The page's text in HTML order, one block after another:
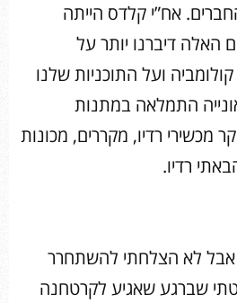
אח”י קלדס הייתה
האלה דיברנו יותר על
ועל התוכניות שלנו
התמלאה במתנות
מכשירי רדיו, מקררים, מכונות
רדיו.
לא הצלחתי להשתחרר
שברגע שאגיע לקרטחנה